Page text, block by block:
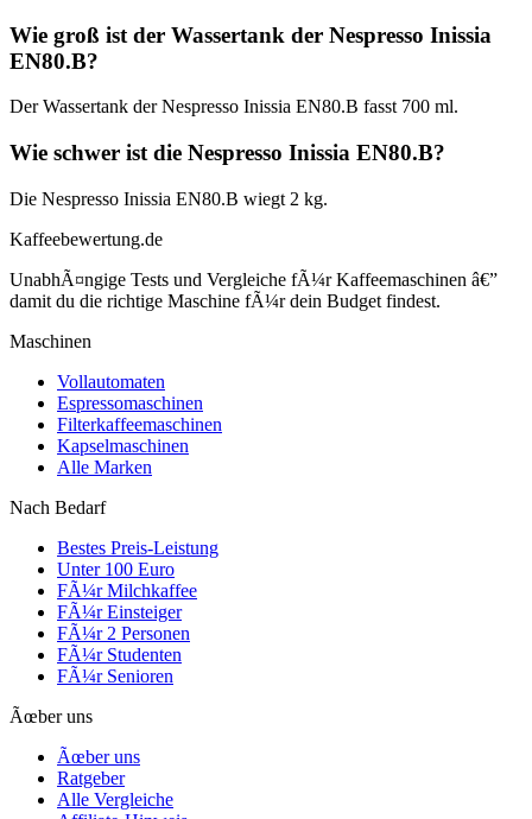
Wie groß ist der Wassertank der Nespresso Inissia
EN80.B?
Der Wassertank der Nespresso Inissia EN80.B fasst 700 ml.
Wie schwer ist die Nespresso Inissia EN80.B?
Die Nespresso Inissia EN80.B wiegt 2 kg.
Kaffeebewertung.de
UnabhÃ¤ngige Tests und Vergleiche fÃ¼r Kaffeemaschinen â€”
damit du die richtige Maschine fÃ¼r dein Budget findest.
Maschinen
Vollautomaten
Espressomaschinen
Filterkaffeemaschinen
Kapselmaschinen
Alle Marken
Nach Bedarf
Bestes Preis-Leistung
Unter 100 Euro
FÃ¼r Milchkaffee
FÃ¼r Einsteiger
FÃ¼r 2 Personen
FÃ¼r Studenten
FÃ¼r Senioren
Ãœber uns
Ãœber uns
Ratgeber
Alle Vergleiche